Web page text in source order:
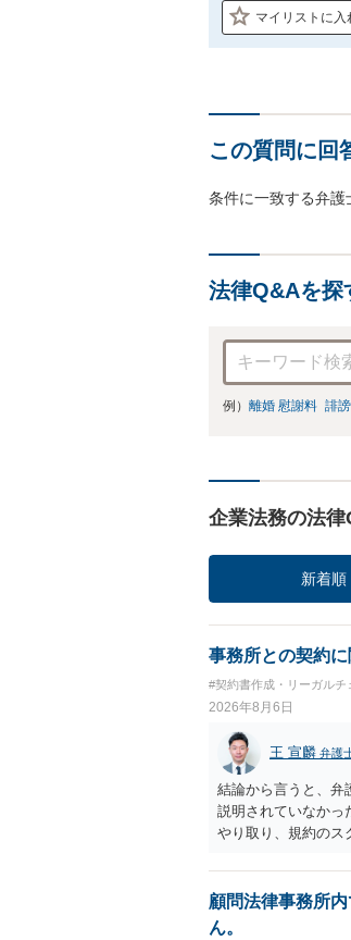
マイリストに入
この質問に回
条件に一致する弁護
法律Q&Aを探
例） 離婚 慰謝料 誹
企業法務の法律
新着順
事務所との契約に
#契約書作成・リーガルチ
2026年8月6日
王 宣麟 弁護
結論から言うと、弁
説明されていなかっ
やり取り、規約のス
顧問法律事務所
ん。